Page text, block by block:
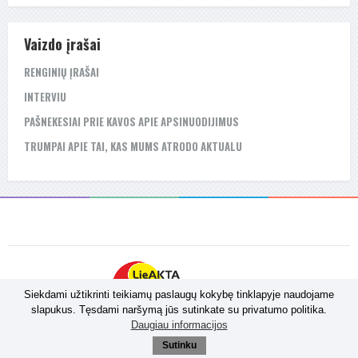
Siekdami užtikrinti teikiamų paslaugų kokybę tinklapyje naudojame
slapukus. Tęsdami naršymą jūs sutinkate su privatumo politika.
Daugiau informacijos
Sutinku
Vaizdo įrašai
RENGINIŲ ĮRAŠAI
INTERVIU
PAŠNEKESIAI PRIE KAVOS APIE APSINUODIJIMUS
TRUMPAI APIE TAI, KAS MUMS ATRODO AKTUALU
Sprendimas:Admedija